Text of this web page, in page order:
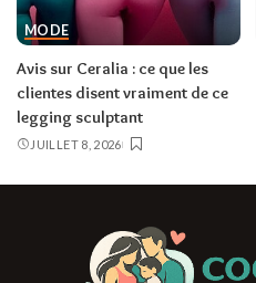
MODE
Avis sur Ceralia : ce que les
clientes disent vraiment de ce
legging sculptant
JUILLET 8, 2026